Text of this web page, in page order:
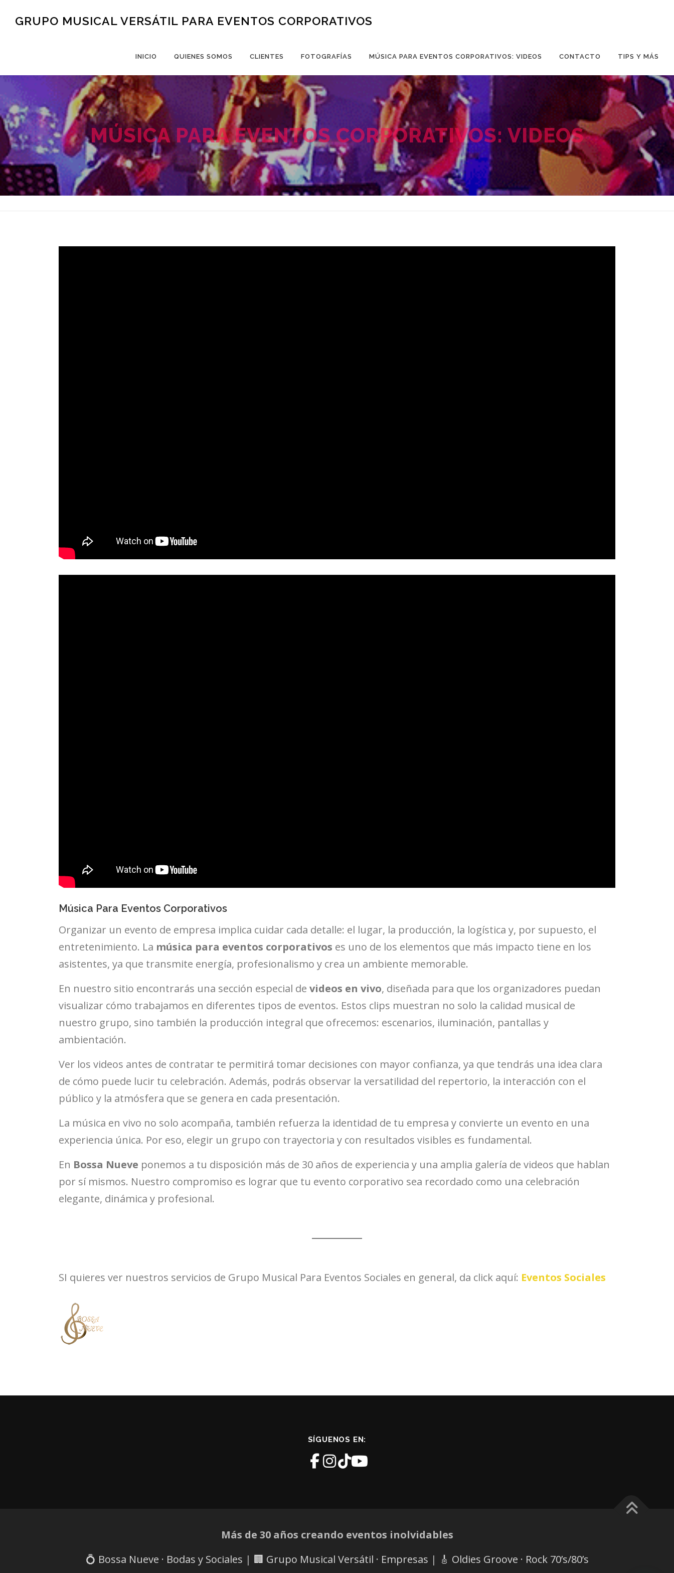
GRUPO MUSICAL VERSÁTIL PARA EVENTOS CORPORATIVOS
INICIO QUIENES SOMOS CLIENTES FOTOGRAFÍAS MÚSICA PARA EVENTOS CORPORATIVOS: VIDEOS CONTACTO TIPS Y MÁS
MÚSICA PARA EVENTOS CORPORATIVOS: VIDEOS
Música Para Eventos Corporativos
Organizar un evento de empresa implica cuidar cada detalle: el lugar, la producción, la logística y, por supuesto, el
entretenimiento. La música para eventos corporativos es uno de los elementos que más impacto tiene en los
asistentes, ya que transmite energía, profesionalismo y crea un ambiente memorable.
En nuestro sitio encontrarás una sección especial de videos en vivo, diseñada para que los organizadores puedan
visualizar cómo trabajamos en diferentes tipos de eventos. Estos clips muestran no solo la calidad musical de
nuestro grupo, sino también la producción integral que ofrecemos: escenarios, iluminación, pantallas y
ambientación.
Ver los videos antes de contratar te permitirá tomar decisiones con mayor confianza, ya que tendrás una idea clara
de cómo puede lucir tu celebración. Además, podrás observar la versatilidad del repertorio, la interacción con el
público y la atmósfera que se genera en cada presentación.
La música en vivo no solo acompaña, también refuerza la identidad de tu empresa y convierte un evento en una
experiencia única. Por eso, elegir un grupo con trayectoria y con resultados visibles es fundamental.
En Bossa Nueve ponemos a tu disposición más de 30 años de experiencia y una amplia galería de videos que hablan
por sí mismos. Nuestro compromiso es lograr que tu evento corporativo sea recordado como una celebración
elegante, dinámica y profesional.
SI quieres ver nuestros servicios de Grupo Musical Para Eventos Sociales en general, da click aquí: Eventos Sociales
SÍGUENOS EN:
Más de 30 años creando eventos inolvidables
💍 Bossa Nueve · Bodas y Sociales | 🏢 Grupo Musical Versátil · Empresas | 🎸 Oldies Groove · Rock 70’s/80’s